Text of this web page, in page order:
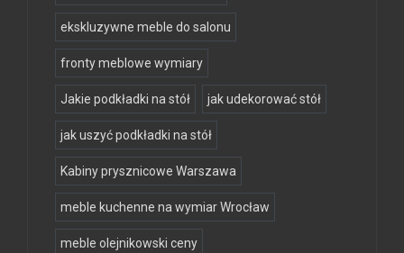
ekskluzywne meble do salonu
fronty meblowe wymiary
Jakie podkładki na stół jak udekorować stół
jak uszyć podkładki na stół
Kabiny prysznicowe Warszawa
meble kuchenne na wymiar Wrocław
meble olejnikowski ceny